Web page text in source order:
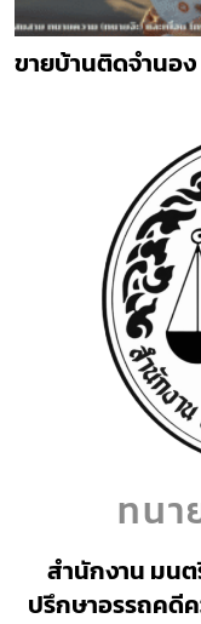
ขายบ้านติดจำนอง
ทนา
สำนักงาน มนต
ปรึกษาอรรถคดี